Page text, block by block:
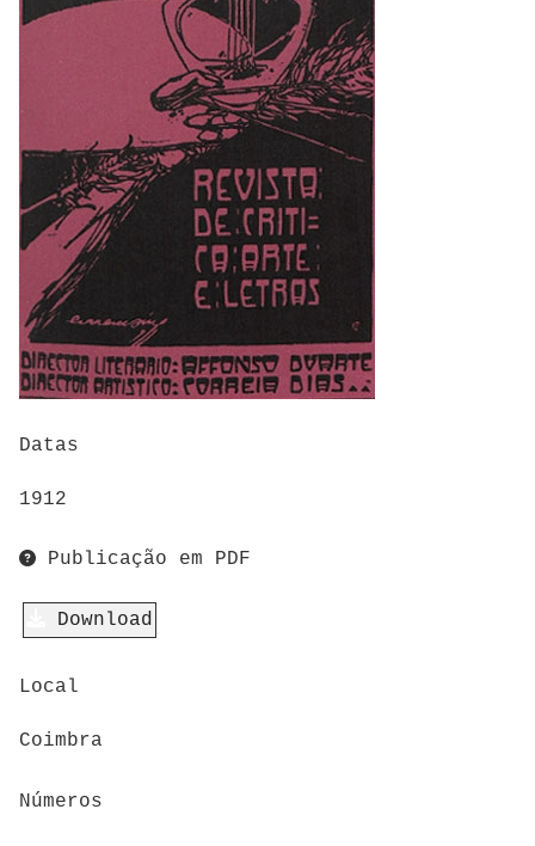
Datas
1912
Publicação em PDF
Download
Local
Coimbra
Números